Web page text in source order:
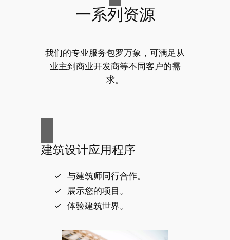
一系列资源
我们的专业服务包罗万象，可满足从
业主到商业开发商等不同客户的需
求。
建筑设计应用程序
与建筑师同行合作。
展示您的项目。
体验建筑世界。